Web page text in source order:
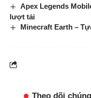
Apex Legends
lượt tải
Minecraft Earth –
Theo dõi